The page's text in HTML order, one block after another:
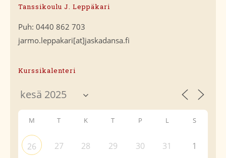
Tanssikoulu J. Leppäkari
Puh: 0440 862 703
jarmo.leppakari[at]jaskadansa.fi
Kurssikalenteri
M T K T P L S
26 27 28 29 30 31 1